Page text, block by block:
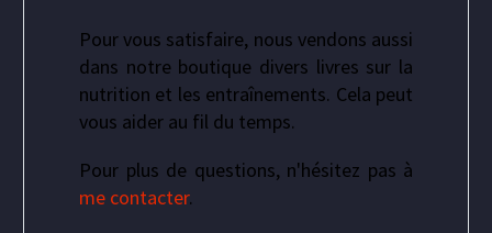
Pour vous satisfaire, nous vendons aussi
dans notre boutique divers livres sur la
nutrition et les entraînements. Cela peut
vous aider au fil du temps.
Pour plus de questions, n'hésitez pas à
me contacter.